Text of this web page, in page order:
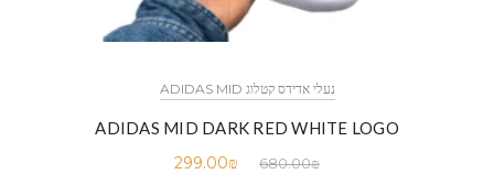
נעלי אדידס קטלוג ADIDAS MID
ADIDAS MID DARK RED WHITE LOGO
680.00₪
299.00₪